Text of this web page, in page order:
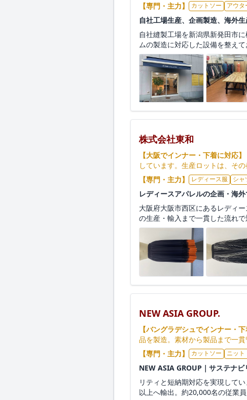
【専門・主力】
カットソー アウタ
自社工場生産、企画製造、海外
自社縫製工場を新潟県新発田市
ムの製造に対応した設備を整え
株式会社東和
【大阪でインナー・下着に対応】
しています。生産ロットは、そ
【専門・主力】
レディース服 シャ
レディースアパレルの企画・海
大阪府大阪市西区にあるレディ
の生産・輸入まで一貫した流れ
NEW ASIA GROUP.
【バングラデシュでインナー・下
品を製造。素材から製品まで一貫
【専門・主力】
カットソー ニット
NEW ASIA GROUP｜サステナ
リティと短納期対応を実現して
以上へ輸出。約20,000名の従業